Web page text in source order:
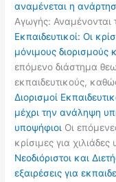
αναμένεται η
Αγωγής:
Εκπαιδευτικοί: Οι
μόνιμους
επόμενο διάστημα
εκπαιδευτικούς,
Διορισμοί
μέχρι την ανάληψη
υποψήφιοι Οι
κρίσιμες για
Νεοδιόριστοι και
εξαιρέσεις για